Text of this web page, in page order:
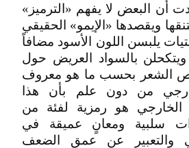
أن البعض لا يفهم «الترميز»
ويقصدها «الإيمو» الحقيقي
يلبسن اللون الأسود مضافاً
ويتكحلن بالسواد العريض حول
بقص الشعر بحسب ما هو معروف
من دون علم بأن هذا
الخارجي هو رمزية لفئة من
سلبية ومعانٍ عميقة في
والتعبير عن عمق الضعف